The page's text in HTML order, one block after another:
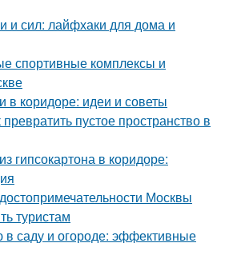
и сил: лайфхаки для дома и
спортивные комплексы и
коридоре: идеи и советы
пустое пространство в
гипсокартона в коридоре:
Москвы
туристам
в саду и огороде: эффективные